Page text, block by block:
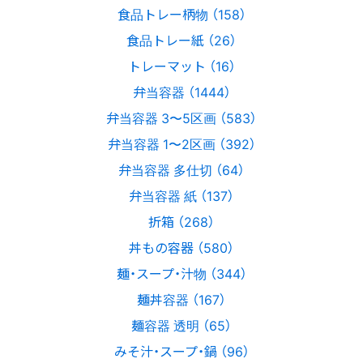
食品トレー柄物 （158）
食品トレー紙 （26）
トレーマット （16）
弁当容器 （1444）
弁当容器 3〜5区画 （583）
弁当容器 1〜2区画 （392）
弁当容器 多仕切 （64）
弁当容器 紙 （137）
折箱 （268）
丼もの容器 （580）
麺・スープ・汁物 （344）
麺丼容器 （167）
麺容器 透明 （65）
みそ汁・スープ・鍋 （96）